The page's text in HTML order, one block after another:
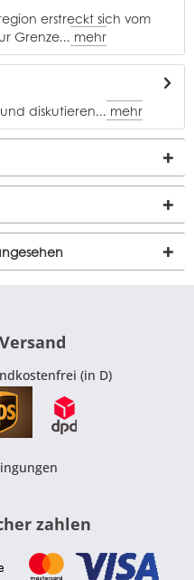
erstreckt sich vom
Grenze... mehr
diskutieren... mehr
(in D)
zahlen